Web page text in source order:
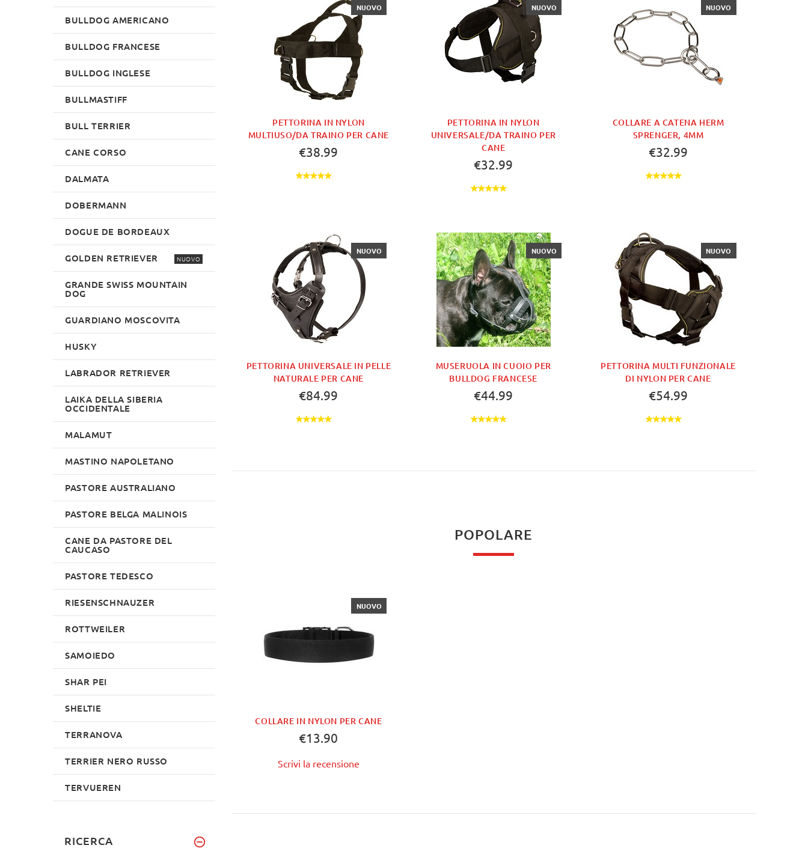
PETTORINA IN NYLON
MULTIUSO/DA TRAINO PER CANE
NUOVO
€38.99
PETTORINA IN NYLON
UNIVERSALE/DA TRAINO PER
CANE
NUOVO
€32.99
COLLARE A CATENA HERM
SPRENGER, 4MM
NUOVO
€32.99
PETTORINA UNIVERSALE IN PELLE
NATURALE PER CANE
NUOVO
€84.99
MUSERUOLA IN CUOIO PER
BULLDOG FRANCESE
NUOVO
€44.99
PETTORINA MULTI FUNZIONALE
DI NYLON PER CANE
NUOVO
€54.99
POPOLARE
NUOVO
COLLARE IN NYLON PER CANE
€13.90
Scrivi la recensione
BULLDOG AMERICANO
BULLDOG FRANCESE
BULLDOG INGLESE
BULLMASTIFF
BULL TERRIER
CANE CORSO
DALMATA
DOBERMANN
DOGUE DE BORDEAUX
GOLDEN RETRIEVER NUOVO
GRANDE SWISS MOUNTAIN
DOG
GUARDIANO MOSCOVITA
HUSKY
LABRADOR RETRIEVER
LAIKA DELLA SIBERIA
OCCIDENTALE
MALAMUT
MASTINO NAPOLETANO
PASTORE AUSTRALIANO
PASTORE BELGA MALINOIS
CANE DA PASTORE DEL
CAUCASO
PASTORE TEDESCO
RIESENSCHNAUZER
ROTTWEILER
SAMOIEDO
SHAR PEI
SHELTIE
TERRANOVA
TERRIER NERO RUSSO
TERVUEREN
RICERCA